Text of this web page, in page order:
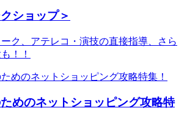
ショップ＞
ク、アテレコ・演技の直接指導、さら
！！
めのネットショッピング攻略特